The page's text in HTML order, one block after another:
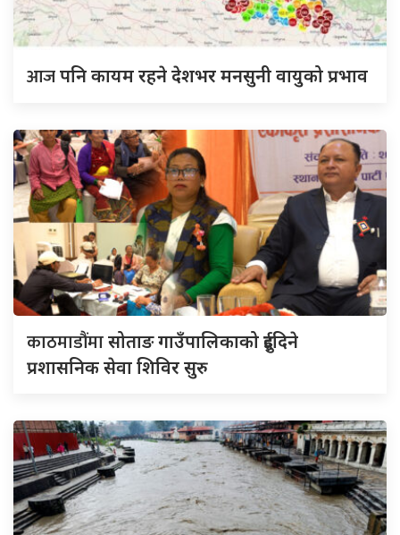
आजपनि कायम रहने देशभर मनसुनी वायुको प्रभाव
काठमाडौंमासोताङ गाउँपालिकाको दुईदिने
प्रशासनिक सेवा शिविर सुरु